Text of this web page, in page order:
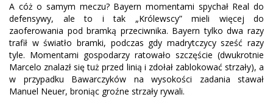
A cóż o samym meczu? Bayern momentami spychał Real do
defensywy, ale to i tak „Królewscy” mieli więcej do
zaoferowania pod bramką przeciwnika. Bayern tylko dwa razy
trafił w światło bramki, podczas gdy madrytczycy sześć razy
tyle. Momentami gospodarzy ratowało szczęście (dwukrotnie
Marcelo znalazł się tuż przed linią i zdołał zablokować strzały), a
w przypadku Bawarczyków na wysokości zadania stawał
Manuel Neuer, broniąc groźne strzały rywali.